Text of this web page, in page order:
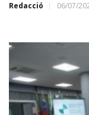
Redacció 06/07/